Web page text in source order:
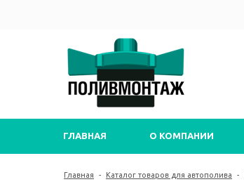
ГЛАВНАЯ О КОМПАНИИ
Главная - Каталог товаров для автополива -